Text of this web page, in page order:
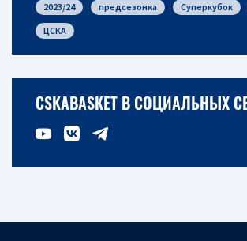
2023/24 предсезонка Суперкубок
ЦСКА
CSKABASKET В СОЦИАЛЬНЫХ